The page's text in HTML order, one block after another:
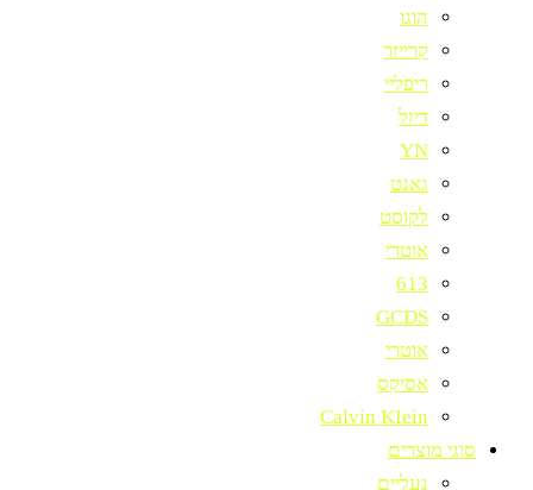
הוגו
קרייזר
ריפליי
דיזל
YN
גאנט
לקוסט
אוטרי
613
GCDS
אוטרי
אסיקס
Calvin KIein
סוגי מוצרים
נעליים